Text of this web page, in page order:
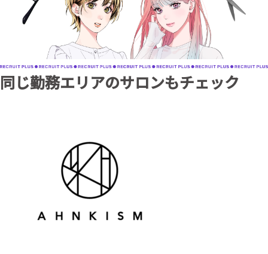
同じ勤務エリアのサロンもチェック